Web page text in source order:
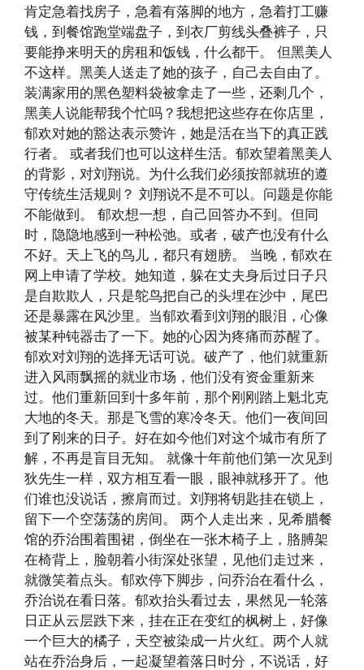
肯定急着找房子，急着有落脚的地方，急着打工赚
钱，到餐馆跑堂端盘子，到衣厂剪线头叠裤子，只
要能挣来明天的房租和饭钱，什么都干。 但黑美人
不这样。黑美人送走了她的孩子，自己去自由了。
装满家用的黑色塑料袋被拿走了一些，还剩几个，
黑美人说能帮我个忙吗？我想把这些存在你店里，
郁欢对她的豁达表示赞许，她是活在当下的真正践
行者。 或者我们也可以这样生活。郁欢望着黑美人
的背影，对刘翔说。为什么我们必须按部就班的遵
守传统生活规则？ 刘翔说不是不可以。问题是你能
不能做到。 郁欢想一想，自己回答办不到。但同
时，隐隐地感到一种松弛。或者，破产也没有什么
不好。天上飞的鸟儿，都只有翅膀。 当晚，郁欢在
网上申请了学校。她知道，躲在丈夫身后过日子只
是自欺欺人，只是鸵鸟把自己的头埋在沙中，尾巴
还是暴露在风沙里。当郁欢看到刘翔的眼泪，心像
被某种钝器击了一下。她的心因为疼痛而苏醒了。
郁欢对刘翔的选择无话可说。破产了，他们就重新
进入风雨飘摇的就业市场，他们没有资金重新来
过。他们重新回到十多年前，那个刚刚踏上魁北克
大地的冬天。那是飞雪的寒冷冬天。他们一夜间回
到了刚来的日子。好在如今他们对这个城市有所了
解，不再是盲目无知。 就像十年前他们第一次见到
狄先生一样，双方相互看一眼，眼神就移开了。他
们谁也没说话，擦肩而过。刘翔将钥匙挂在锁上，
留下一个空荡荡的房间。 两个人走出来，见希腊餐
馆的乔治围着围裙，倒坐在一张木椅子上，胳膊架
在椅背上，脸朝着小街深处张望，见他们走过来，
就微笑着点头。郁欢停下脚步，问乔治在看什么，
乔治说在看日落。郁欢抬头看过去，果然见一轮落
日正从云层跌下来，挂在正在变红的枫树上，好像
一个巨大的橘子，天空被染成一片火红。两个人就
站在乔治身后，一起凝望着落日时分，不说话，好